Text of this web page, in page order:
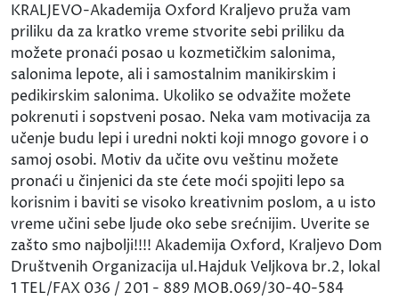
KRALJEVO-Akademija Oxford Kraljevo pruža vam
priliku da za kratko vreme stvorite sebi priliku da
možete pronaći posao u kozmetičkim salonima,
salonima lepote, ali i samostalnim manikirskim i
pedikirskim salonima. Ukoliko se odvažite možete
pokrenuti i sopstveni posao. Neka vam motivacija za
učenje budu lepi i uredni nokti koji mnogo govore i o
samoj osobi. Motiv da učite ovu veštinu možete
pronaći u činjenici da ste ćete moći spojiti lepo sa
korisnim i baviti se visoko kreativnim poslom, a u isto
vreme učini sebe ljude oko sebe srećnijim. Uverite se
zašto smo najbolji!!!! Akademija Oxford, Kraljevo Dom
Društvenih Organizacija ul.Hajduk Veljkova br.2, lokal
1 TEL/FAX 036 / 201 - 889 MOB.069/30-40-584